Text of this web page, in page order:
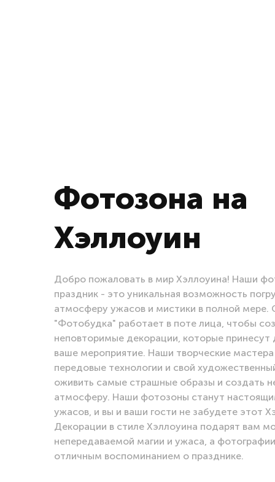
Фотозона на
Хэллоуин
Добро пожаловать в мир Хэллоуина! Наши
праздник - это уникальная возможность
атмосферу ужасов и мистики в полной мере.
"Фотобудка" работает в поте лица, чтобы
неповторимые декорации, которые принесут
ваше мероприятие. Наши творческие
передовые технологии и свой
оживить самые страшные образы и создать
атмосферу. Наши фотозоны станут
ужасов, и вы и ваши гости не забудете этот
Декорации в стиле Хэллоуина подарят вам
непередаваемой магии и ужаса, а
отличным воспоминанием о празднике.